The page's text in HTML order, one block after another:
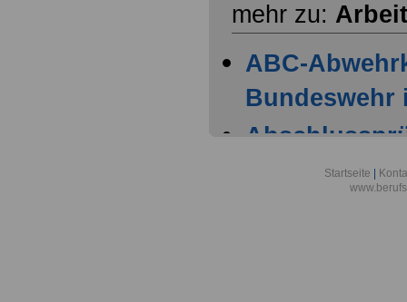
mehr zu:
ABC-
Bundeswehr
Startseite